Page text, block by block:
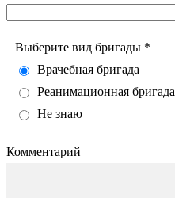
Выберите вид бригады *
Врачебная бригада
Реанимационная бригада
Не знаю
Комментарий